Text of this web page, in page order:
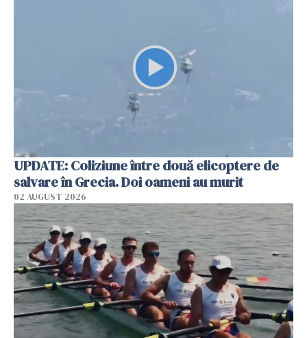
UPDATE: Coliziune între două elicoptere de
salvare în Grecia. Doi oameni au murit
02 AUGUST 2026